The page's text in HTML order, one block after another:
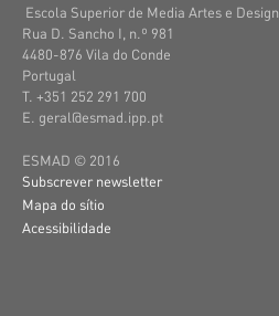
Escola Superior de Media Artes e Design
Rua D. Sancho I, n.º 981
4480-876 Vila do Conde
Portugal
T. +351 252 291 700
E. geral@esmad.ipp.pt
ESMAD © 2016
Subscrever newsletter
Mapa do sítio
Acessibilidade